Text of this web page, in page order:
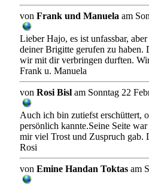
von Frank und Manuela am
Lieber Hajo, es ist unfassbar,
deiner Brigitte gerufen zu haben.
wir mit dir verbringen durften.
Frank u. Manuela
von Rosi Bisl am Sonntag 22
Auch ich bin zutiefst erschüttert,
persönlich kannte.Seine Seite
mir viel Trost und Zuspruch gab.
Rosi
von Emine Handan Toktas am